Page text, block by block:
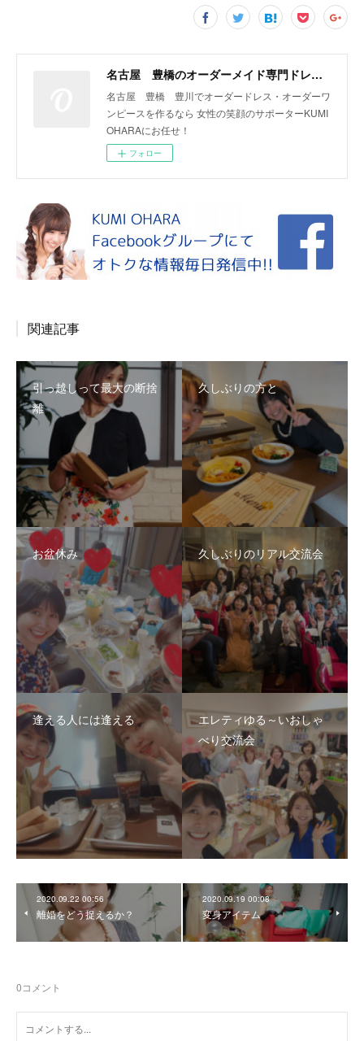
名古屋 豊橋のオーダーメイド専門ドレスデザイナー KUMI OHARA
名古屋 豊橋 豊川でオーダードレス・オーダーワ
ンピースを作るなら 女性の笑顔のサポーターKUMI
OHARAにお任せ！
フォロー
関連記事
引っ越しって最大の断捨
離
久しぶりの方と
お盆休み 久しぶりのリアル交流会
逢える人には逢える
エレティゆる～いおしゃ
べり交流会
2020.09.22 00:56
離婚をどう捉えるか？
2020.09.19 00:08
変身アイテム
0コメント